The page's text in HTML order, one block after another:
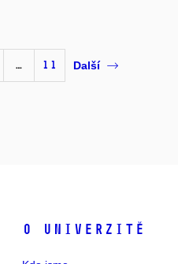
… 11 Další
O univerzitě